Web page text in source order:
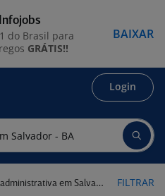
Login
em Salvador - BA FILTRAR
do Brasil para
GRÁTIS!!
BAIXAR